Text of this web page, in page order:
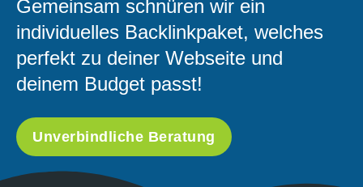
Gemeinsam schnüren wir ein
individuelles Backlinkpaket, welches
perfekt zu deiner Webseite und
deinem Budget passt!
Unverbindliche Beratung